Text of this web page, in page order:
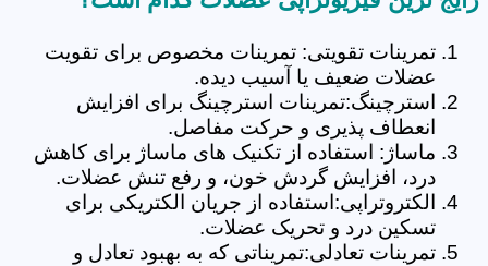
تمرینات تقویتی: تمرینات مخصوص برای تقویت
عضلات ضعیف یا آسیب دیده.
استرچینگ:تمرینات استرچینگ برای افزایش
انعطاف پذیری و حرکت مفاصل.
ماساژ: استفاده از تکنیک های ماساژ برای کاهش
درد، افزایش گردش خون، و رفع تنش عضلات.
الکتروتراپی:استفاده از جریان الکتریکی برای
تسکین درد و تحریک عضلات.
تمرینات تعادلی:تمریناتی که به بهبود تعادل و